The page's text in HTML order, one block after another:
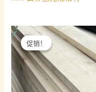
促销！
促销！